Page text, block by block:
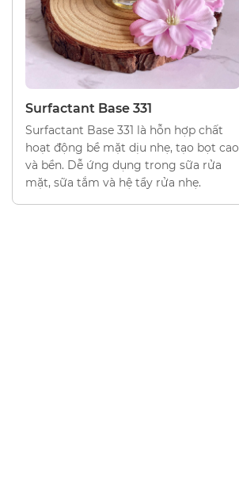
Surfactant Base 331
Surfactant Base 331 là hỗn hợp chất
hoạt động bề mặt dịu nhẹ, tạo bọt cao
và bền. Dễ ứng dụng trong sữa rửa
mặt, sữa tắm và hệ tẩy rửa nhẹ.